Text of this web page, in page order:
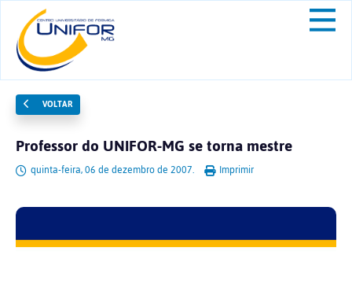
VOLTAR
Professor do UNIFOR-MG se torna mestre
quinta-feira, 06 de dezembro de 2007. Imprimir